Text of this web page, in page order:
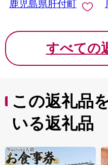
鹿児島県肝付町
すべての
この返礼品
いる返礼品